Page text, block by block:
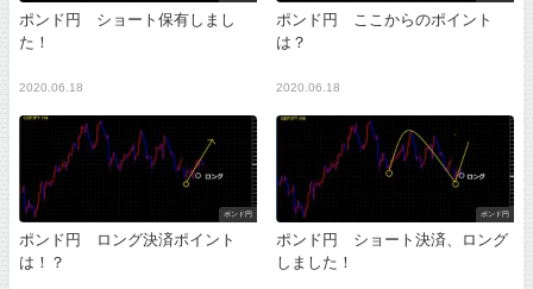
ポンド円 ショート保有しまし
た！
2020.06.18
ポンド円 ここからのポイント
は？
2020.06.18
ポンド円
ポンド円 ロング決済ポイント
は！？
ポンド円
ポンド円 ショート決済、ロング
しました！